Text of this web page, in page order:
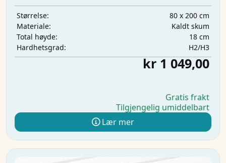
Størrelse:
80 x 200 cm
Materiale:
Kaldt skum
Total høyde:
18 cm
Hardhetsgrad:
H2/H3
kr 1 049,00
Gratis frakt
Tilgjengelig umiddelbart
Lær mer